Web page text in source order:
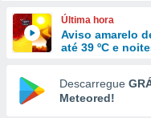
e
forma
digital
Última hora
Aviso amarelo
até 39 ºC e
Descarregue
Meteored!